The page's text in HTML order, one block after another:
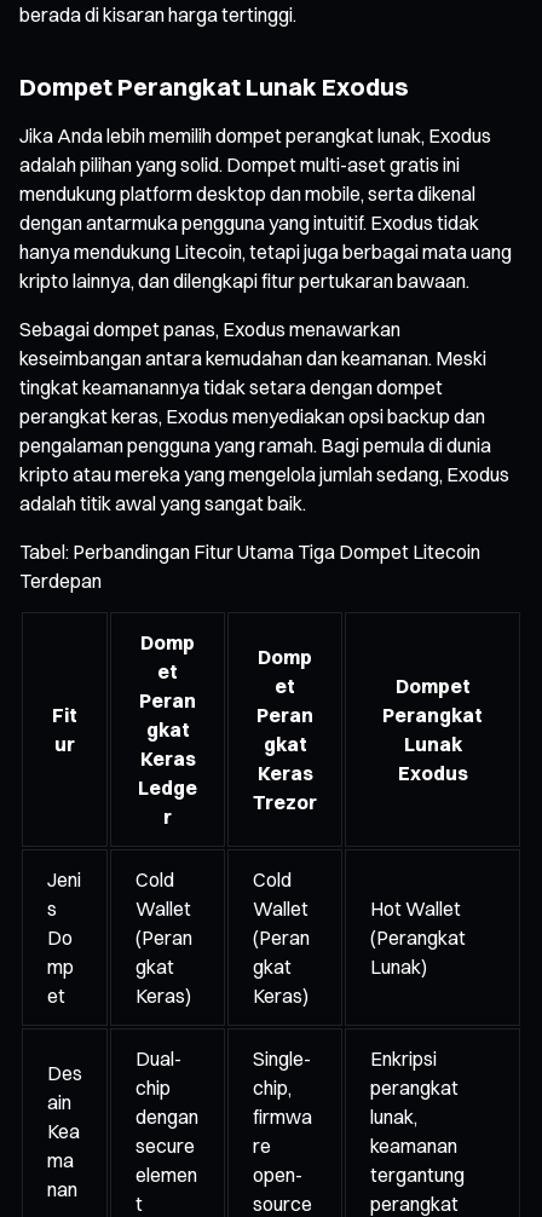
berada di kisaran harga tertinggi.
Dompet Perangkat Lunak Exodus
Jika Anda lebih memilih dompet perangkat lunak, Exodus
adalah pilihan yang solid. Dompet multi-aset gratis ini
mendukung platform desktop dan mobile, serta dikenal
dengan antarmuka pengguna yang intuitif. Exodus tidak
hanya mendukung Litecoin, tetapi juga berbagai mata uang
kripto lainnya, dan dilengkapi fitur pertukaran bawaan.
Sebagai dompet panas, Exodus menawarkan
keseimbangan antara kemudahan dan keamanan. Meski
tingkat keamanannya tidak setara dengan dompet
perangkat keras, Exodus menyediakan opsi backup dan
pengalaman pengguna yang ramah. Bagi pemula di dunia
kripto atau mereka yang mengelola jumlah sedang, Exodus
adalah titik awal yang sangat baik.
Tabel: Perbandingan Fitur Utama Tiga Dompet Litecoin
Terdepan
Fit
ur
Domp
et
Peran
gkat
Keras
Ledge
r
Domp
et
Peran
gkat
Keras
Trezor
Dompet
Perangkat
Lunak
Exodus
Jeni
s
Do
mp
et
Cold
Wallet
(Peran
gkat
Keras)
Cold
Wallet
(Peran
gkat
Keras)
Hot Wallet
(Perangkat
Lunak)
Des
ain
Kea
ma
nan
Dual-
chip
dengan
secure
elemen
t
Single-
chip,
firmwa
re
open-
source
Enkripsi
perangkat
lunak,
keamanan
tergantung
perangkat